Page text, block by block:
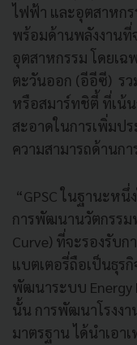
ไฟฟ้า และอุตสาหกร
พร้อมด้านพลังงานที่
อุตสาหกรรม โดยเ
ตะวันออก (อีอีซี) ร
หรือสมาร์ทชิตี้ ที่เน้น
สะอาดในการเพิ่มป
ความสามารถด้านก
“GPSC ในฐานะห
การพัฒนานวัตกรรม
Curve) ที่จะรองรับก
แบตเตอรี่ถือเป็นธุร
พัฒนาระบบ Energy
นั้น การพัฒนาโรงง
มาตรฐาน ได้นำเอา